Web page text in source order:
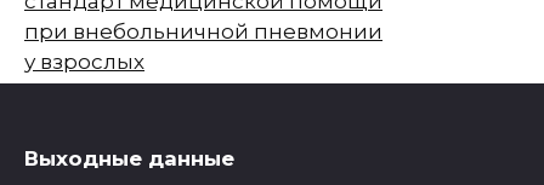
при внебольничной пневмонии
у взрослых
Выходные данные